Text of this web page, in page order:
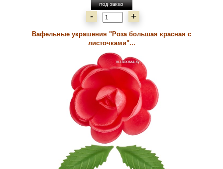
- +
Вафельные украшения "Роза большая красная с
листочками"...